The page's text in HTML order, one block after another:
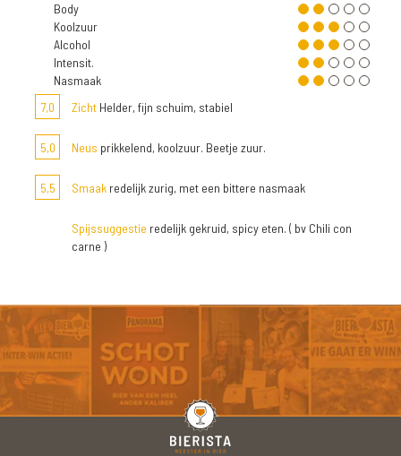
Body
Koolzuur
Alcohol
Intensit.
Nasmaak
7,0
Zicht Helder, fijn schuim, stabiel
5,0 Neus prikkelend, koolzuur. Beetje zuur.
5,5 Smaak redelijk zurig, met een bittere nasmaak
Spijssuggestie redelijk gekruid, spicy eten. ( bv Chili con
carne )